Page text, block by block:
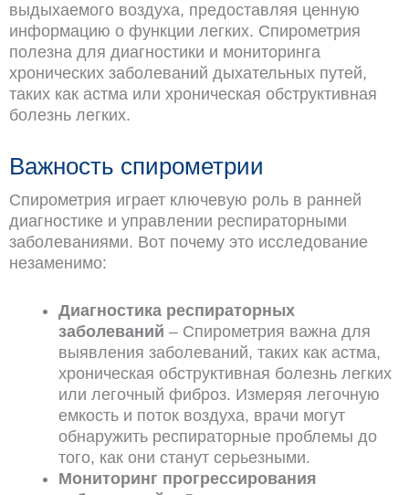
выдыхаемого воздуха, предоставляя ценную
информацию о функции легких. Спирометрия
полезна для диагностики и мониторинга
хронических заболеваний дыхательных путей,
таких как астма или хроническая обструктивная
болезнь легких.
Важность спирометрии
Спирометрия играет ключевую роль в ранней
диагностике и управлении респираторными
заболеваниями. Вот почему это исследование
незаменимо:
Диагностика респираторных
заболеваний – Спирометрия важна для
выявления заболеваний, таких как астма,
хроническая обструктивная болезнь легких
или легочный фиброз. Измеряя легочную
емкость и поток воздуха, врачи могут
обнаружить респираторные проблемы до
того, как они станут серьезными.
Мониторинг прогрессирования